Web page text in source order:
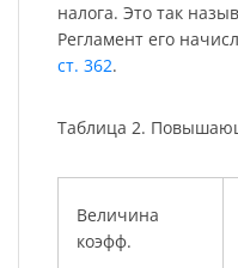
налога. Это так
Регламент его
ст. 362.
Таблица 2.
Величина
коэфф.